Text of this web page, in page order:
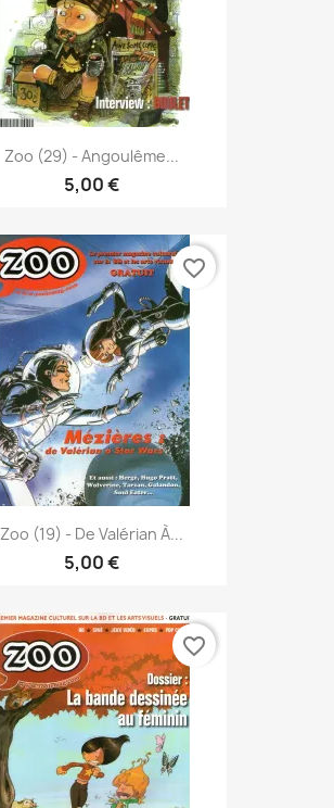
Zoo (29) - Angoulême...
5,00 €
Zoo (19) - De Valérian À...
5,00 €
favorite_border
favorite_border